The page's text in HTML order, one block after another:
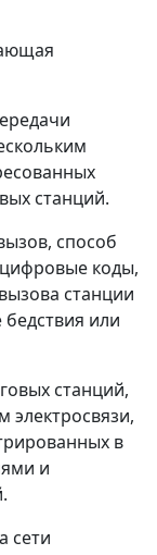
станций.
способ
коды,
станции
бедствия или
станций,
в
и
сети